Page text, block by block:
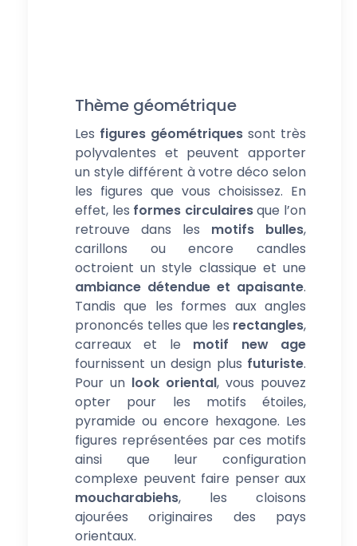
Thème géométrique
Les figures géométriques sont très
polyvalentes et peuvent apporter
un style différent à votre déco selon
les figures que vous choisissez. En
effet, les formes circulairesque l’on
retrouve dans les motifs bulles,
carillons ou encore candles
octroient un style classique et une
ambiance détendue et apaisante.
Tandis que les formes aux angles
prononcés telles que les rectangles,
carreaux et le motif new age
fournissent un design plus futuriste.
Pour un look oriental, vous pouvez
opter pour les motifs étoiles,
pyramide ou encore hexagone. Les
figures représentées par ces motifs
ainsi que leur configuration
complexe peuvent faire penser aux
moucharabiehs, les cloisons
ajourées originaires des pays
orientaux.